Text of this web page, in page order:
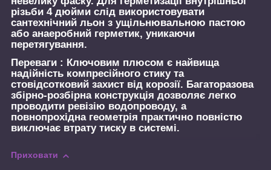
різьби 4 дюйми слід використовувати
сантехнічний льон з ущільнювальною пастою
або анаеробний герметик, уникаючи
перетягування.
Переваги : Ключовим плюсом є найвища
надійність компресійного стику та
стовідсотковий захист від корозії. Багаторазова
збірно-розбірна конструкція дозволяє легко
проводити ревізію водопроводу, а
повнопрохідна геометрія практично повністю
виключає втрату тиску в системі.
Приховати